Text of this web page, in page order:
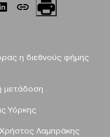
η διεθνούς φήμης
μετάδοση
Υόρκης
Λαμπράκης